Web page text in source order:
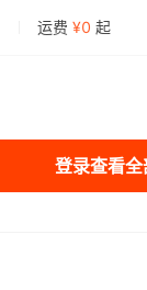
运费 ¥0 起
登录查看